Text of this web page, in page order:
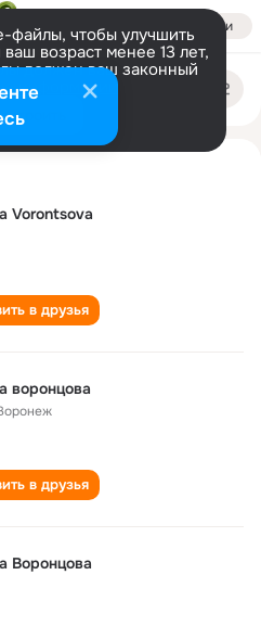
Войти
файлы, чтобы улучшить
возраст менее 13 лет,
должен ваш законный
информации
Vorontsova
в друзья
воронцова
в друзья
Воронцова